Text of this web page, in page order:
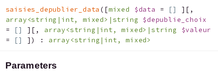
saisies_depublier_data ( [mixed $data = [] ] [ ,
array<string|int, mixed>|string $depublie_choix
=
[] ] [ , array<string|int, mixed>|string $valeur
=
[] ] ) : array<string|int, mixed>
Parameters